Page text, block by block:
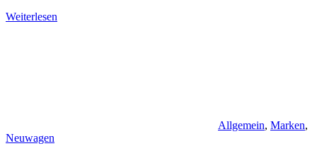
Weiterlesen
Allgemein, Marken,
Neuwagen